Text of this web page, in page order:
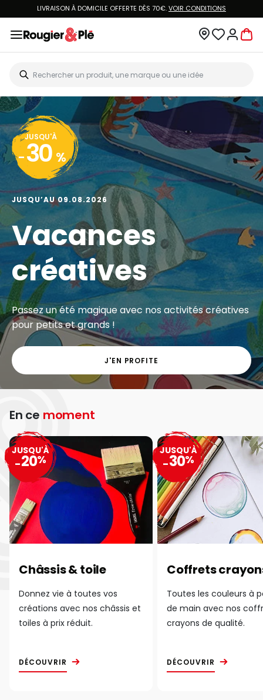
LIVRAISON À DOMICILE OFFERTE DÈS 70€.VOIR CONDITIONS
JUSQU'À
- 30 %
JUSQU’AU 09.08.2026
Vacances
créatives
Passez un été magique avec nos activités créatives
pour petits et grands !
J'EN PROFITE
En ce moment
Châssis & toile
Donnez vie à toutes vos
créations avec nos châssis et
toiles à prix réduit.
DÉCOUVRIR
JUSQU'À
-20%
Coffrets
Toutes les couleurs à
de main avec nos
crayons de qualité.
DÉCOUVRIR
JUSQU'À
-30%